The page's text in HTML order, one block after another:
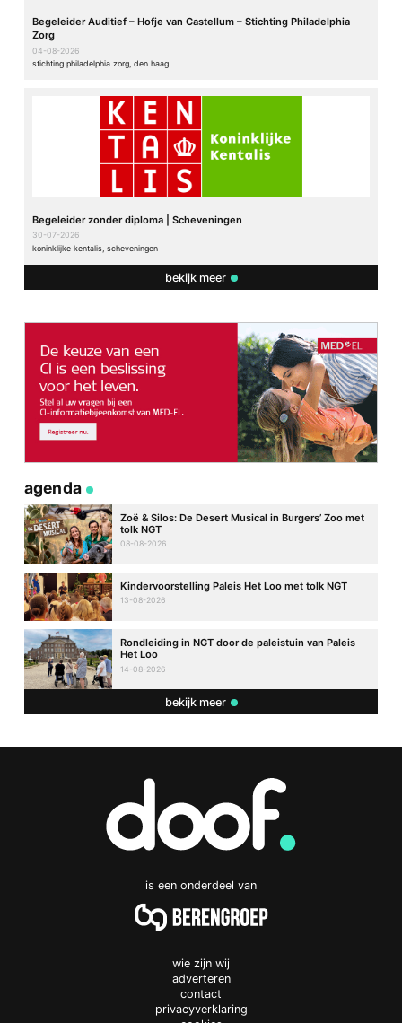
Begeleider Auditief – Hofje van Castellum – Stichting Philadelphia
Zorg
04-08-2026
stichting philadelphia zorg, den haag
Begeleider zonder diploma | Scheveningen
30-07-2026
koninklijke kentalis, scheveningen
bekijk meer
agenda
Zoë & Silos: De Desert Musical in Burgers’ Zoo met
tolk NGT
08-08-2026
Kindervoorstelling Paleis Het Loo met tolk NGT
13-08-2026
Rondleiding in NGT door de paleistuin van Paleis
Het Loo
14-08-2026
bekijk meer
is een onderdeel van
wie zijn wij
adverteren
contact
privacyverklaring